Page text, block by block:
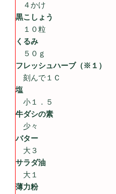
４かけ
黒こしょう
１０粒
くるみ
５０ｇ
フレッシュハーブ（※１）
刻んで１Ｃ
塩
小１．５
牛ダシの素
少々
バター
大３
サラダ油
大１
薄力粉